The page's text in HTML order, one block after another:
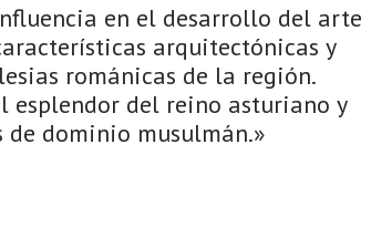
en el desarrollo del arte
arquitectónicas y
románicas de la región.
esplendor del reino asturiano y
dominio musulmán.»